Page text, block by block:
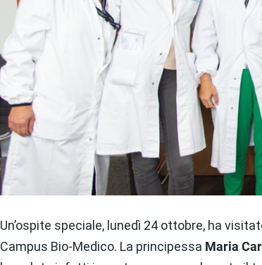
Un’ospite speciale, lunedì 24 ottobre, ha
Campus Bio-Medico. La principessa Maria